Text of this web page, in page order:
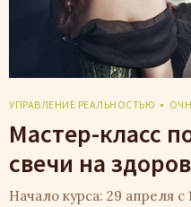
УПРАВЛЕНИЕ РЕАЛЬНОСТЬЮ
Мастер-класс
свечи на
Начало курса: 29 апреля с